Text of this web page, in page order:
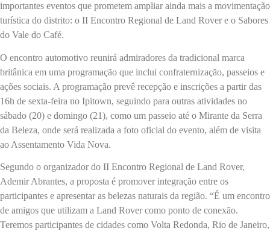
importantes eventos que prometem ampliar ainda mais a movimentação
turística do distrito: o II Encontro Regional de Land Rover e o Sabores
do Vale do Café.
O encontro automotivo reunirá admiradores da tradicional marca
britânica em uma programação que inclui confraternização, passeios e
ações sociais. A programação prevê recepção e inscrições a partir das
16h de sexta-feira no Ipitown, seguindo para outras atividades no
sábado (20) e domingo (21), como um passeio até o Mirante da Serra
da Beleza, onde será realizada a foto oficial do evento, além de visita
ao Assentamento Vida Nova.
Segundo o organizador do II Encontro Regional de Land Rover,
Ademir Abrantes, a proposta é promover integração entre os
participantes e apresentar as belezas naturais da região. “É um encontro
de amigos que utilizam a Land Rover como ponto de conexão.
Teremos participantes de cidades como Volta Redonda, Rio de Janeiro,